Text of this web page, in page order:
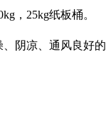
，25kg纸板桶。
、阴凉、通风良好的